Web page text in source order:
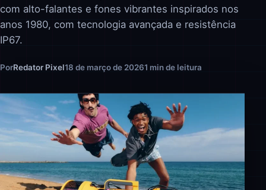
com alto-falantes e fones vibrantes inspirados nos
anos 1980, com tecnologia avançada e resistência
IP67.
PorRedator Pixel18 de março de 20261 min de leitura